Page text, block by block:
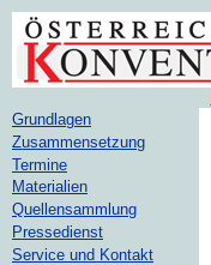
Grundlagen
Zusammensetzung
Termine
Materialien
Quellensammlung
Pressedienst
Service und Kontakt